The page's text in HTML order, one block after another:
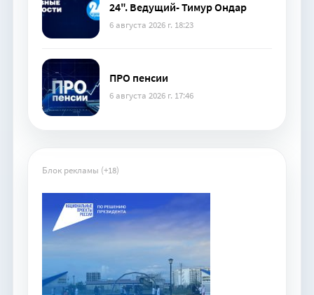
24". Ведущий- Тимур Ондар
6 августа 2026 г. 18:23
ПРО пенсии
6 августа 2026 г. 17:46
Блок рекламы (+18)